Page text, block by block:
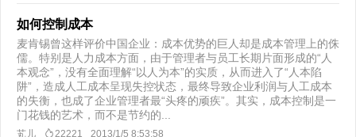
如何控制成本
麦肯锡曾这样评价中国企业：成本优势的巨人却是成本管理上的侏
儒。特别是人力成本方面，由于管理者与员工长期片面形成的“人
本观念”，没有全面理解“以人为本”的实质，从而进入了“人本陷
阱”，造成人工成本呈现失控状态，最终导致企业利润与人工成本
的失衡，也成了企业管理者最“头疼的顽疾”。其实，成本控制是一
门花钱的艺术，而不是节约的...
芄儿 22221 2013/1/5 8:53:58